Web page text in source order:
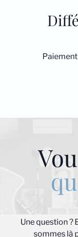
Une question ?
sommes là